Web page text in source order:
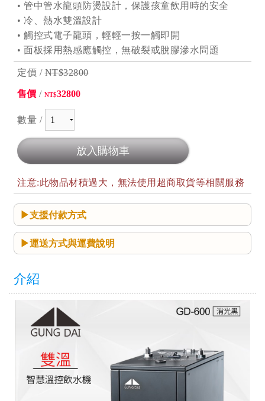
• 管中管水龍頭防燙設計，保護孩童飲用時的安全
• 冷、熱水雙溫設計
• 觸控式電子龍頭，輕輕一按一觸即開
• 面板採用熱感應觸控，無破裂或脫膠滲水問題
定價 /NT$32800
售價 / NT$32800
數量 /
注意:此物品材積過大，無法使用超商取貨等相關服務
支援付款方式
運送方式與運費說明
介紹